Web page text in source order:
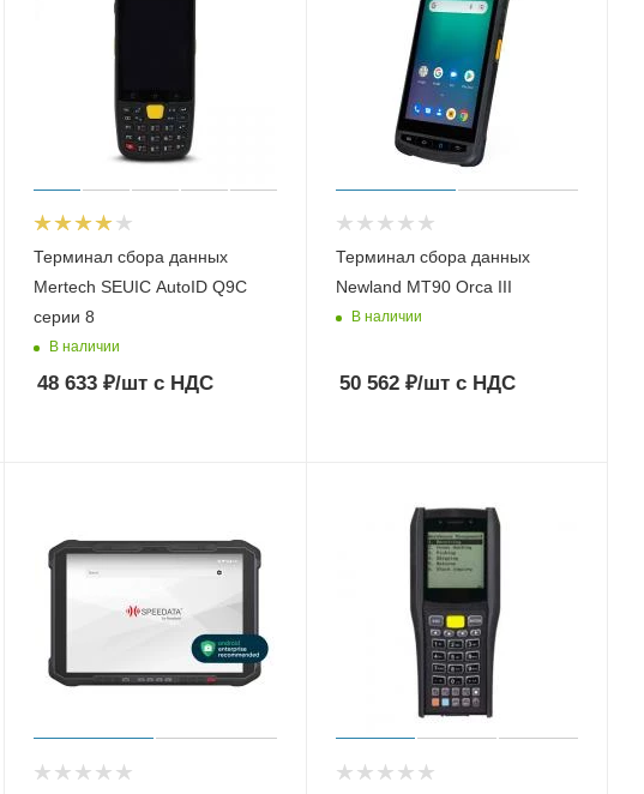
Терминал сбора данных
Mertech SEUIC AutoID Q9C
серии 8
В наличии
48 633 ₽/шт с НДС
Терминал сбора данных
Newland MT90 Orca III
В наличии
50 562₽/штс НДС